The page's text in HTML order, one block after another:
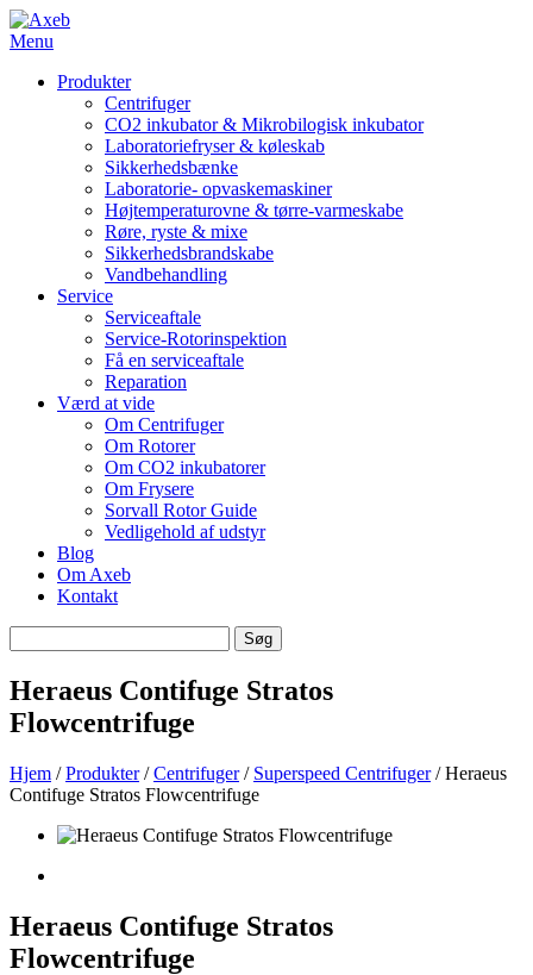
Menu
Produkter
Centrifuger
CO2 inkubator & Mikrobilogisk inkubator
Laboratoriefryser & køleskab
Sikkerhedsbænke
Laboratorie- opvaskemaskiner
Højtemperaturovne & tørre-varmeskabe
Røre, ryste & mixe
Sikkerhedsbrandskabe
Vandbehandling
Service
Serviceaftale
Service-Rotorinspektion
Få en serviceaftale
Reparation
Værd at vide
Om Centrifuger
Om Rotorer
Om CO2 inkubatorer
Om Frysere
Sorvall Rotor Guide
Vedligehold af udstyr
Blog
Om Axeb
Kontakt
efter
Søg
Heraeus Contifuge Stratos
Flowcentrifuge
Hjem /Produkter/Centrifuger/ Superspeed Centrifuger/ Heraeus
Contifuge Stratos Flowcentrifuge
Heraeus Contifuge Stratos
Flowcentrifuge